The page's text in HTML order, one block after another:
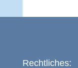
Rechtliches: